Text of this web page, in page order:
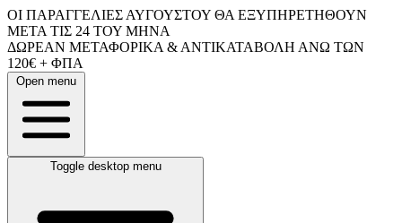
ΟΙ ΠΑΡΑΓΓΕΛΙΕΣ ΑΥΓΟΥΣΤΟΥ ΘΑ ΕΞΥΠΗΡΕΤΗΘΟΥΝ
ΜΕΤΑ ΤΙΣ 24 ΤΟΥ ΜΗΝΑ
ΔΩΡΕΑΝ ΜΕΤΑΦΟΡΙΚΑ & ΑΝΤΙΚΑΤΑΒΟΛΗ ΑΝΩ ΤΩΝ
120€ + ΦΠΑ
Open menu
Toggle desktop menu